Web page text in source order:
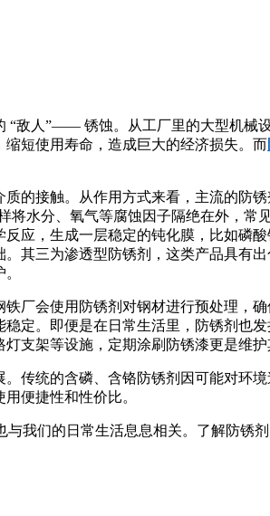
敌人”—— 锈蚀。从工厂里的大型机械
短使用寿命，造成巨大的经济损失。而
的接触。从作用方式来看，主流的防
水分、氧气等腐蚀因子隔绝在外，
应，生成一层稳定的钝化膜，比如磷
其三为渗透型防锈剂，这类产品具有
厂会使用防锈剂对钢材进行预处理，
定。即便是在日常生活里，防锈剂也
支架等设施，定期涂刷防锈漆更是维护
传统的含磷、含铬防锈剂因可能对环
便捷性和性价比。
我们的日常生活息息相关。了解防锈